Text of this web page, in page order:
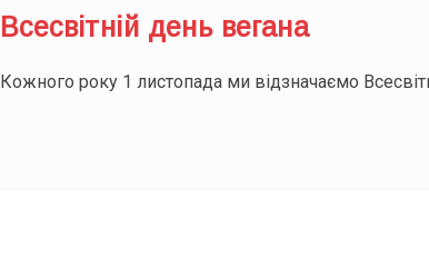
Всесвітній день вегана
Кожного року 1 листопада ми відзначаємо